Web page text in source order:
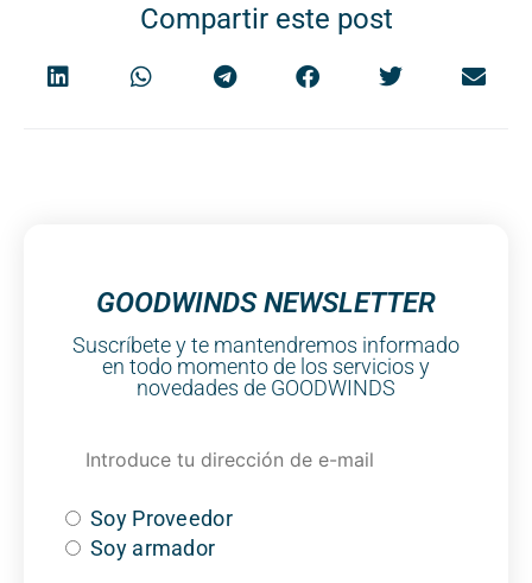
Compartir este post
GOODWINDS NEWSLETTER
Suscríbete y te mantendremos informado
en todo momento de los servicios y
novedades de GOODWINDS
Soy Proveedor
Soy armador